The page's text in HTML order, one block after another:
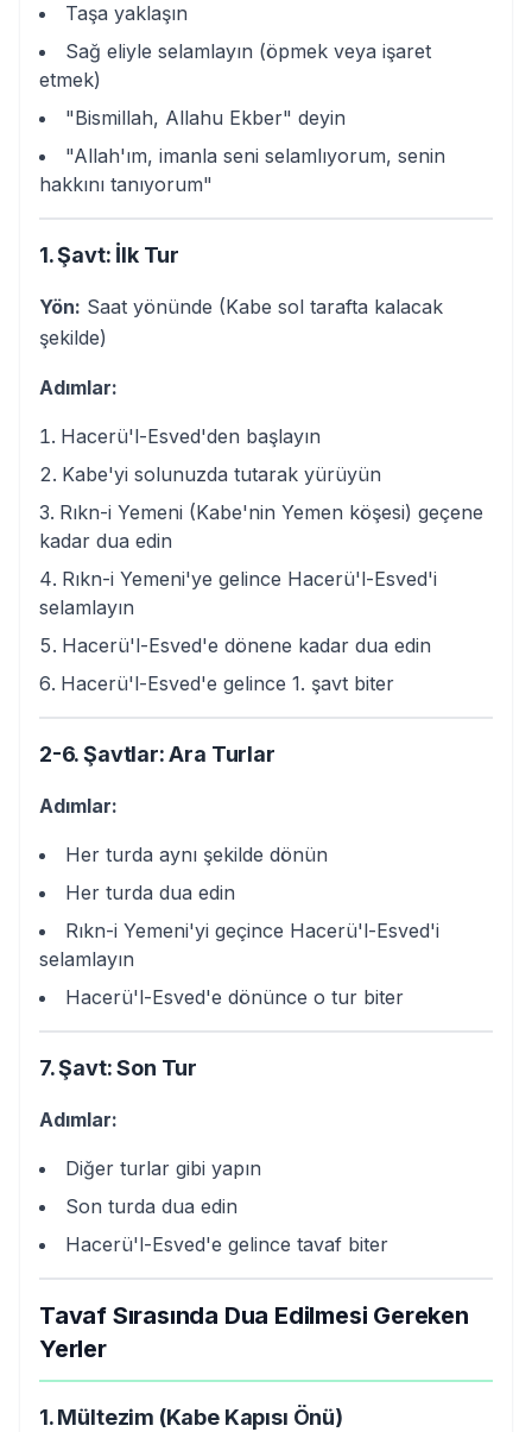
Taşa yaklaşın
Sağ eliyle selamlayın (öpmek veya işaret
etmek)
"Bismillah, Allahu Ekber" deyin
"Allah'ım, imanla seni selamlıyorum, senin
hakkını tanıyorum"
1. Şavt: İlk Tur
Yön: Saat yönünde (Kabe sol tarafta kalacak
şekilde)
Adımlar:
Hacerü'l-Esved'den başlayın
Kabe'yi solunuzda tutarak yürüyün
Rıkn-i Yemeni (Kabe'nin Yemen köşesi) geçene
kadar dua edin
Rıkn-i Yemeni'ye gelince Hacerü'l-Esved'i
selamlayın
Hacerü'l-Esved'e dönene kadar dua edin
Hacerü'l-Esved'e gelince 1. şavt biter
2-6. Şavtlar: Ara Turlar
Adımlar:
Her turda aynı şekilde dönün
Her turda dua edin
Rıkn-i Yemeni'yi geçince Hacerü'l-Esved'i
selamlayın
Hacerü'l-Esved'e dönünce o tur biter
7. Şavt: Son Tur
Adımlar:
Diğer turlar gibi yapın
Son turda dua edin
Hacerü'l-Esved'e gelince tavaf biter
Tavaf Sırasında Dua Edilmesi Gereken
Yerler
1. Mültezim (Kabe Kapısı Önü)